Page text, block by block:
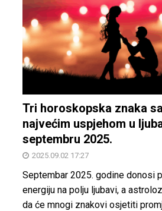
Tri horoskopska znaka sa
najvećim uspjehom u
septembru 2025.
2025.09.02 17:27
Septembar 2025. godine donosi
energiju na polju ljubavi, a
da će mnogi znakovi osjetiti